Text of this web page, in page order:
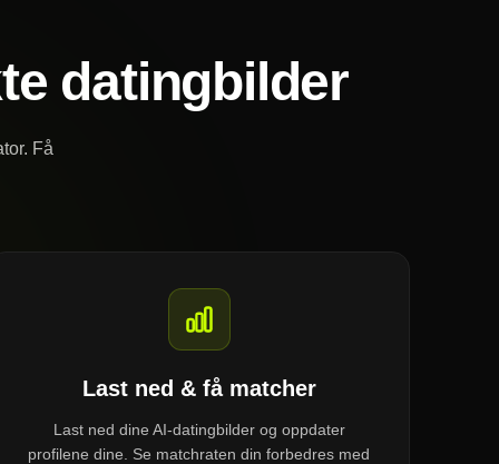
datingbilder
Få
Last ned & få matcher
Last ned dine AI-datingbilder og oppdater
profilene dine. Se matchraten din forbedres med